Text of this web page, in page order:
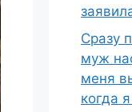
Сразу
муж
меня
когда